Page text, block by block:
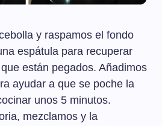
y raspamos el fondo
espátula para recuperar
están pegados. Añadimos
ayudar a que se poche la
unos 5 minutos.
mezclamos y la